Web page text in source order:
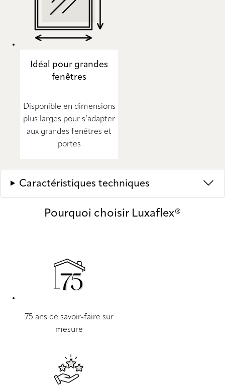
Idéal pour grandes
fenêtres
Disponible en dimensions
plus larges pour s’adapter
aux grandes fenêtres et
portes
Caractéristiques techniques
Pourquoi choisir Luxaflex®
75 ans de savoir-faire sur
mesure